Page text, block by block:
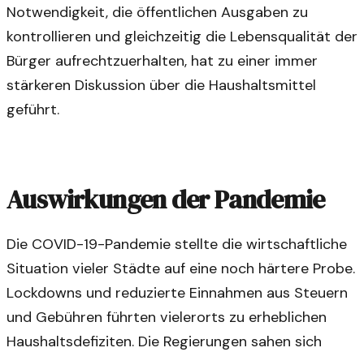
Notwendigkeit, die öffentlichen Ausgaben zu
kontrollieren und gleichzeitig die Lebensqualität der
Bürger aufrechtzuerhalten, hat zu einer immer
stärkeren Diskussion über die Haushaltsmittel
geführt.
Auswirkungen der Pandemie
Die COVID-19-Pandemie stellte die wirtschaftliche
Situation vieler Städte auf eine noch härtere Probe.
Lockdowns und reduzierte Einnahmen aus Steuern
und Gebühren führten vielerorts zu erheblichen
Haushaltsdefiziten. Die Regierungen sahen sich